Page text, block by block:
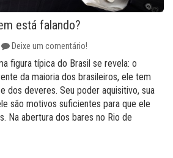
está falando?
Deixe um comentário!
figura típica do Brasil se revela: o
da maioria dos brasileiros, ele tem
dos deveres. Seu poder aquisitivo, sua
são motivos suficientes para que ele
Na abertura dos bares no Rio de